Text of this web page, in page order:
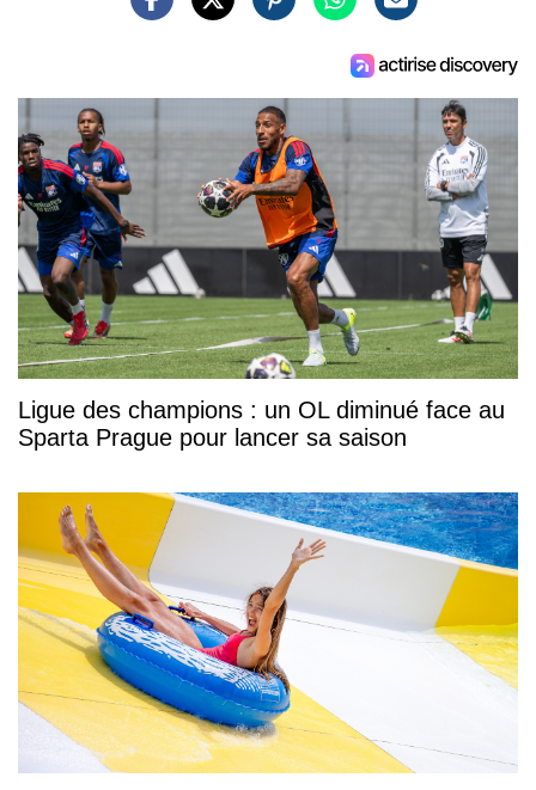
Ligue des champions : un OL diminué face au
Sparta Prague pour lancer sa saison